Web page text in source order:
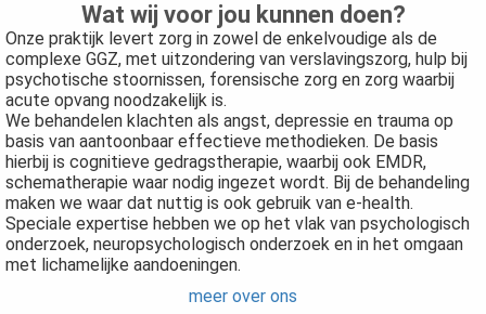
Wat wij voor jou kunnen doen?
Onze praktijk levert zorg in zowel de enkelvoudige als de
complexe GGZ, met uitzondering van verslavingszorg, hulp bij
psychotische stoornissen, forensische zorg en zorg waarbij
acute opvang noodzakelijk is.
We behandelen klachten als angst, depressie en trauma op
basis van aantoonbaar effectieve methodieken. De basis
hierbij is cognitieve gedragstherapie, waarbij ook EMDR,
schematherapie waar nodig ingezet wordt. Bij de behandeling
maken we waar dat nuttig is ook gebruik van e-health.
Speciale expertise hebben we op het vlak van psychologisch
onderzoek, neuropsychologisch onderzoek en in het omgaan
met lichamelijke aandoeningen.
meer over ons